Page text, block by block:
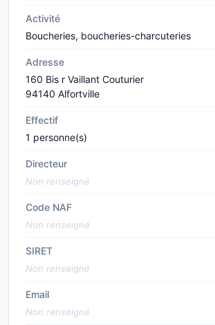
Activité
Boucheries, boucheries-charcuteries
Adresse
160 Bis r Vaillant Couturier
94140 Alfortville
Effectif
1 personne(s)
Directeur
Non renseigné
Code NAF
Non renseigné
SIRET
Non renseigné
Email
Non renseigné